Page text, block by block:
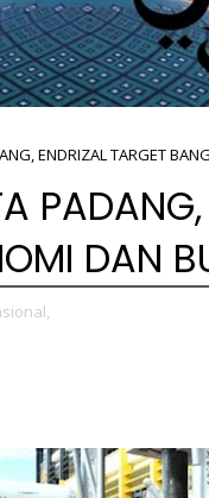
ENDRIZAL TARGET
PADANG,
DAN